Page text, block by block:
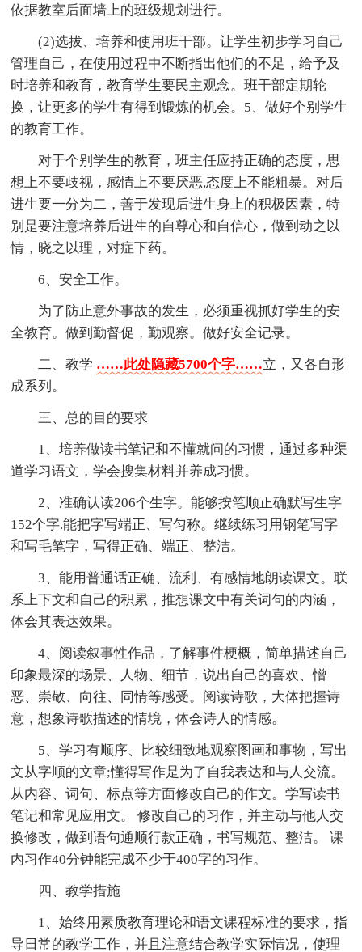
依据教室后面墙上的班级规划进行。
(2)选拔、培养和使用班干部。让学生初步学习自己
管理自己，在使用过程中不断指出他们的不足，给予及
时培养和教育，教育学生要民主观念。班干部定期轮
换，让更多的学生有得到锻炼的机会。5、做好个别学生
的教育工作。
对于个别学生的教育，班主任应持正确的态度，思
想上不要歧视，感情上不要厌恶,态度上不能粗暴。对后
进生要一分为二，善于发现后进生身上的积极因素，特
别是要注意培养后进生的自尊心和自信心，做到动之以
情，晓之以理，对症下药。
6、安全工作。
为了防止意外事故的发生，必须重视抓好学生的安
全教育。做到勤督促，勤观察。做好安全记录。
二、教学 ……此处隐藏5700个字……立，又各自形
成系列。
三、总的目的要求
1、培养做读书笔记和不懂就问的习惯，通过多种渠
道学习语文，学会搜集材料并养成习惯。
2、准确认读206个生字。能够按笔顺正确默写生字
152个字.能把字写端正、写匀称。继续练习用钢笔写字
和写毛笔字，写得正确、端正、整洁。
3、能用普通话正确、流利、有感情地朗读课文。联
系上下文和自己的积累，推想课文中有关词句的内涵，
体会其表达效果。
4、阅读叙事性作品，了解事件梗概，简单描述自己
印象最深的场景、人物、细节，说出自己的喜欢、憎
恶、崇敬、向往、同情等感受。阅读诗歌，大体把握诗
意，想象诗歌描述的情境，体会诗人的情感。
5、学习有顺序、比较细致地观察图画和事物，写出
文从字顺的文章;懂得写作是为了自我表达和与人交流。
从内容、词句、标点等方面修改自己的作文。学写读书
笔记和常见应用文。 修改自己的习作，并主动与他人交
换修改，做到语句通顺行款正确，书写规范、整洁。 课
内习作40分钟能完成不少于400字的习作。
四、教学措施
1、始终用素质教育理论和语文课程标准的要求，指
导日常的教学工作，并且注意结合教学实际情况，使理